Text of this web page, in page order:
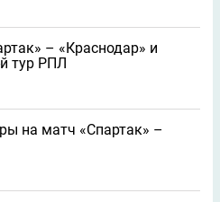
– «Краснодар» и
тур РПЛ
на матч «Спартак» –